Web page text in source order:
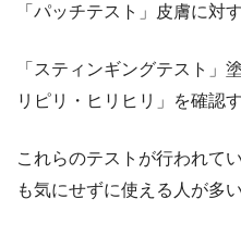
「パッチテスト」皮膚に対
「スティンギングテスト」
リピリ・ヒリヒリ」を確認
これらのテストが行われて
も気にせずに使える人が多